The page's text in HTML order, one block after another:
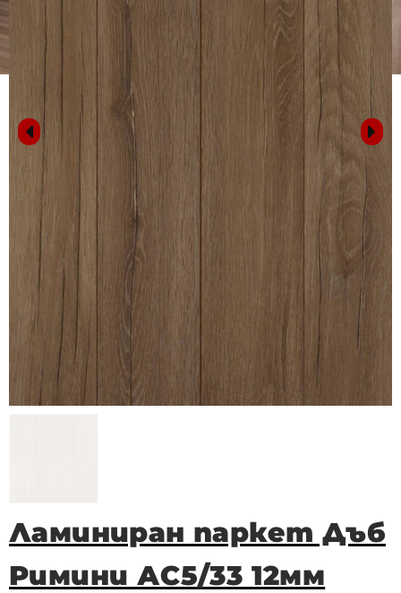
Ламиниран паркет Дъб
Римини АС5/33 12мм